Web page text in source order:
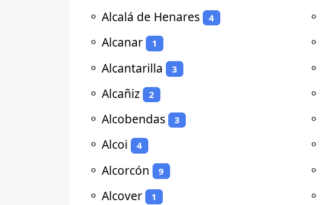
⚬ Alcalá de Henares 4
⚬ Alcanar 1
⚬ Alcantarilla 3
⚬ Alcañiz 2
⚬ Alcobendas 3
⚬ Alcoi 4
⚬ Alcorcón 9
⚬ Alcover 1
⚬
⚬
⚬
⚬
⚬
⚬
⚬
⚬